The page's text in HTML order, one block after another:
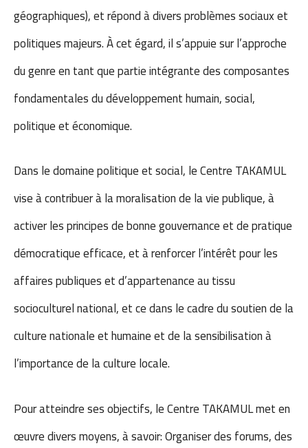
géographiques), et répond à divers problèmes sociaux et
politiques majeurs. À cet égard, il s’appuie sur l’approche
du genre en tant que partie intégrante des composantes
fondamentales du développement humain, social,
politique et économique.
Dans le domaine politique et social, le Centre TAKAMUL
vise à contribuer à la moralisation de la vie publique, à
activer les principes de bonne gouvernance et de pratique
démocratique efficace, et à renforcer l’intérêt pour les
affaires publiques et d’appartenance au tissu
socioculturel national, et ce dans le cadre du soutien de la
culture nationale et humaine et de la sensibilisation à
l’importance de la culture locale.
Pour atteindre ses objectifs, le Centre TAKAMUL met en
œuvre divers moyens, à savoir: Organiser des forums, des